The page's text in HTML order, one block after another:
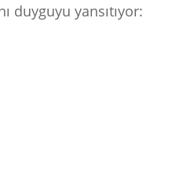
duyguyu yansıtıyor: